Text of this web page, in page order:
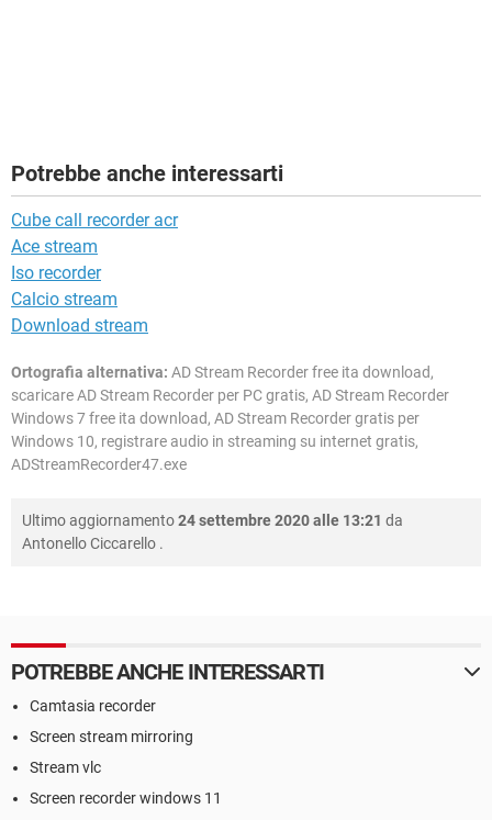
Potrebbe anche interessarti
Cube call recorder acr
Ace stream
Iso recorder
Calcio stream
Download stream
Ortografia alternativa: AD Stream Recorder free ita download,
scaricare AD Stream Recorder per PC gratis, AD Stream Recorder
Windows 7 free ita download, AD Stream Recorder gratis per
Windows 10, registrare audio in streaming su internet gratis,
ADStreamRecorder47.exe
Ultimo aggiornamento24 settembre 2020 alle 13:21 da
Antonello Ciccarello .
POTREBBE ANCHE INTERESSARTI
Camtasia recorder
Screen stream mirroring
Stream vlc
Screen recorder windows 11